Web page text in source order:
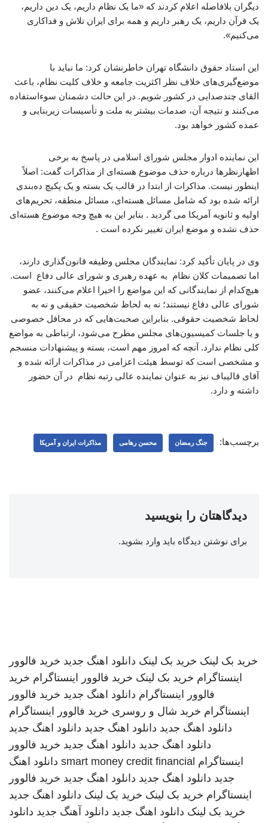
دیگران بلافاصله اعلام کردند که «ما یک نظام داریم، یک دین داریم،
یک قرآن داریم، یک رهبر داریم و همه برای ایران تلاش و فداکاری
می‌کنیم».
این استاد حقوق دانشگاه تهران خاطرنشان کرد: ما نباید با
موضع‌گیری‌های خلاف نظر اکثریت جامعه و خلاف کلیت نظام، باعث
القای چندصدایی در کشور شویم. در این حالت دشمنان سوءاستفاده
می‌کنند و نتیجه آن، صدمات بیشتر به ملت و تأسیسات زیربنایی و
عمده کشور خواهد بود.
این نماینده ادوار مجلس شورای اسلامی در پاسخ به برخی
اظهارنظرها درباره حذف موضوع هسته‌ای از مذاکرات گفت: اصلاً
اینطور نیست. مذاکرات از ابتدا در قالب یک بسته و یک پکیچ ده‌بندی
ارائه شده بود که شامل مسائل هسته‌ای، مسائل منطقه، تحریم‌های
اولیه و ثانویه آمریکا می‌ گردید . بنابر این به هیچ وجه موضوع هسته‌ای
حذف نشده و موضع ایران تغییر نکرده است .
وی در پایان تأکید کرد: نمایندگان مجلس وظیفه قانون‌گذاری دارند،
اما تصمیمات کلان نظام به عهده رهبری و شورای عالی دفاع است.
هیچ‌کدام از نمایندگانی که این مواضع را اخیرا اعلام می‌کنند، عضو
شورای عالی دفاع نیستند؛ نه به لحاظ شخصیت حقیقی و نه به
لحاظ شخصیت حقوقی. بنابراین صحبت‌هایی که در محافل خصوصی
و یا جلسات کمیسیون‌های مجلس مطرح می‌شود، ارتباطی به مواضع
کلی نظام ندارد. آنچه که امروز مهم است، بسته و پیشنهادات منسجم
و مشخصی است که توسط هیئت اعزامی در مذاکرات ارائه شده و
آقای قالیباف نیز به عنوان نماینده عالی رتبه نظام در آن حضور
داشته و دارد.
برچسب‌ها: جنگ رمضان محسن رهامی مذاکرات ایران و آمریکا
دیدگاهتان را بنویسید
برای نوشتن دیدگاه باید وارد بشوید.
خرید بک لینک خرید بک لینک دانلود اهنگ جدید خرید فالوور
اینستاگرام خرید بک لینک خرید فالوور اینستاگرام خرید
فالوور اینستاگرام دانلود اهنگ جدید خرید فالوور
اینستاگرام خرید شال و روسری خرید فالوور اینستاگرام
دانلود اهنگ جدید دانلود اهنگ جدید دانلود اهنگ جدید
دانلود اهنگ جدید دانلود اهنگ جدید خرید فالوور
اینستاگرام smart money credit financial دانلود اهنگ
جدید دانلود اهنگ جدید دانلود اهنگ جدید خرید فالوور
اینستاگرام خرید بک لینک خرید بک لینک دانلود اهنگ جدید
خرید بک لینک دانلود اهنگ جدید دانلود آهنگ جدید دانلود